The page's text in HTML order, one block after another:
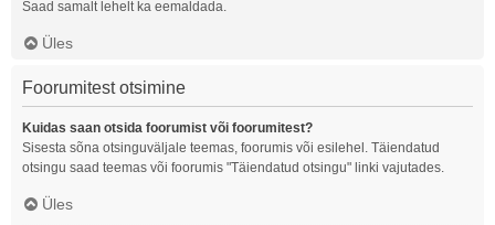
Saad samalt lehelt ka eemaldada.
Üles
Foorumitest otsimine
Kuidas saan otsida foorumist või foorumitest?
Sisesta sõna otsinguväljale teemas, foorumis või esilehel. Täiendatud
otsingu saad teemas või foorumis "Täiendatud otsingu" linki vajutades.
Üles